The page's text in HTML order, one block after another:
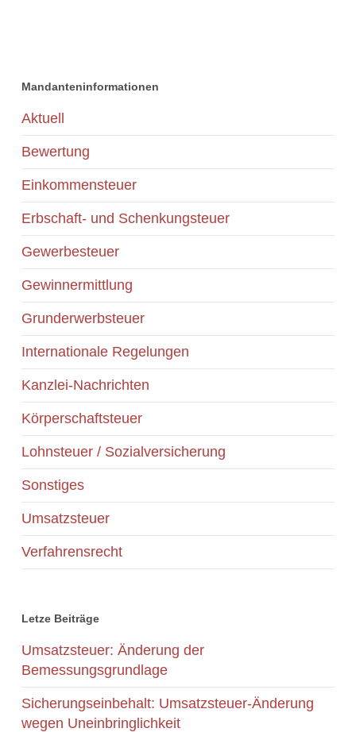
Mandanteninformationen
Aktuell
Bewertung
Einkommensteuer
Erbschaft- und Schenkungsteuer
Gewerbesteuer
Gewinnermittlung
Grunderwerbsteuer
Internationale Regelungen
Kanzlei-Nachrichten
Körperschaftsteuer
Lohnsteuer / Sozialversicherung
Sonstiges
Umsatzsteuer
Verfahrensrecht
Letze Beiträge
Umsatzsteuer: Änderung der
Bemessungsgrundlage
Sicherungseinbehalt: Umsatzsteuer-Änderung
wegen Uneinbringlichkeit